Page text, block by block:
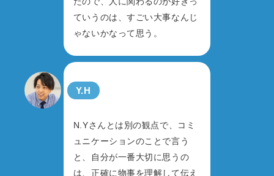
ていうのは、すごい大事なんじ
ゃないかなって思う。
Y.H
N.Yさんとは別の観点で、コミ
ュニケーションのことで言う
と、自分が一番大切に思うの
は、正確に物事を理解して伝え